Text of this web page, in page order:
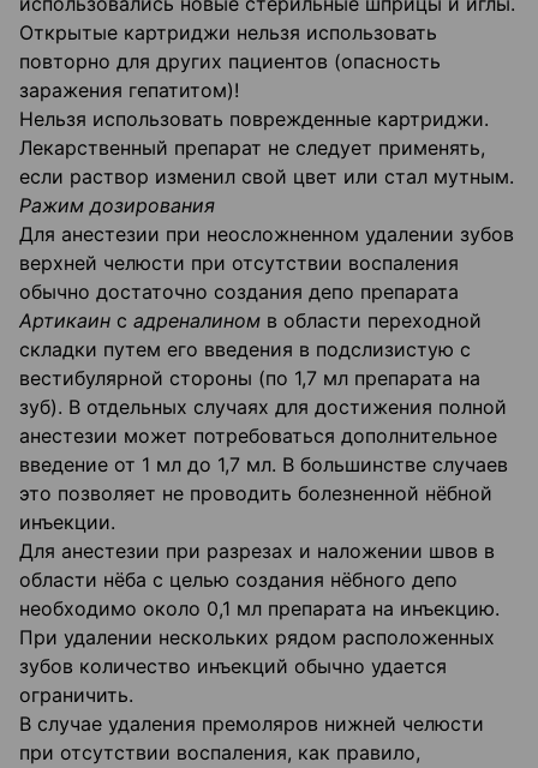
Открытые картриджи нельзя использовать
повторно для других пациентов (опасность
заражения гепатитом)!
Нельзя использовать поврежденные картриджи.
Лекарственный препарат не следует применять,
если раствор изменил свой цвет или стал мутным.
Ражим дозирования
Для анестезии при неосложненном удалении зубов
верхней челюсти при отсутствии воспаления
обычно достаточно создания депо препарата
Артикаин с адреналином в области переходной
складки путем его введения в подслизистую с
вестибулярной стороны (по 1,7 мл препарата на
зуб). В отдельных случаях для достижения полной
анестезии может потребоваться дополнительное
введение от 1 мл до 1,7 мл. В большинстве случаев
это позволяет не проводить болезненной нёбной
инъекции.
Для анестезии при разрезах и наложении швов в
области нёба с целью создания нёбного депо
необходимо около 0,1 мл препарата на инъекцию.
При удалении нескольких рядом расположенных
зубов количество инъекций обычно удается
ограничить.
В случае удаления премоляров нижней челюсти
при отсутствии воспаления, как правило,